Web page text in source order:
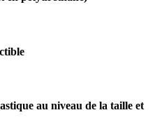
au niveau de la taille et